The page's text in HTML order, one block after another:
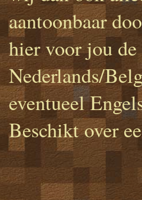
aantoonbaar
hier voor jou
Nederlands/
eventueel
Beschikt over